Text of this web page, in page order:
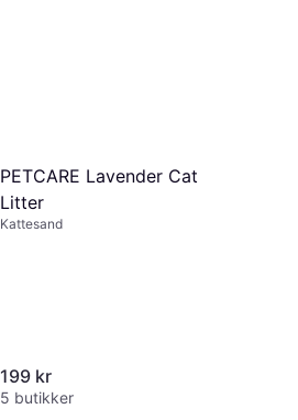
PETCARE Lavender Cat
Litter
Kattesand
199 kr
5 butikker